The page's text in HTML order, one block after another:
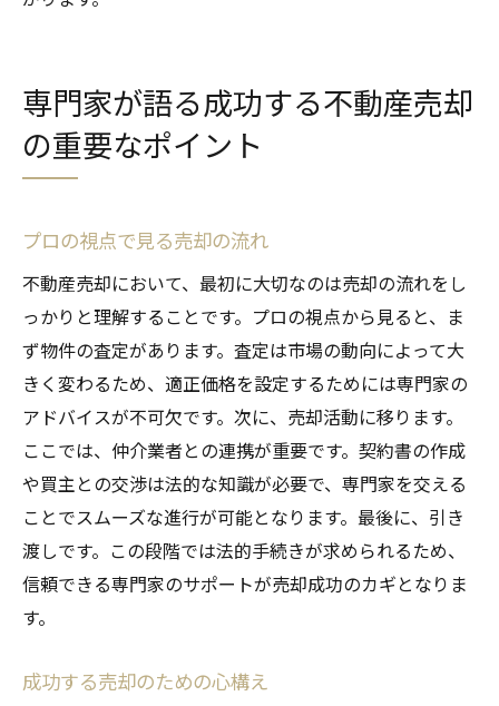
専門家が語る成功する不動産売却
の重要なポイント
プロの視点で見る売却の流れ
不動産売却において、最初に大切なのは売却の流れをし
っかりと理解することです。プロの視点から見ると、ま
ず物件の査定があります。査定は市場の動向によって大
きく変わるため、適正価格を設定するためには専門家の
アドバイスが不可欠です。次に、売却活動に移ります。
ここでは、仲介業者との連携が重要です。契約書の作成
や買主との交渉は法的な知識が必要で、専門家を交える
ことでスムーズな進行が可能となります。最後に、引き
渡しです。この段階では法的手続きが求められるため、
信頼できる専門家のサポートが売却成功のカギとなりま
す。
成功する売却のための心構え